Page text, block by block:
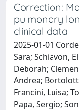
Correction:
pulmonary
clinical data
2025-01-01
Sara; Schiavon,
Deborah;
Andrea;
Francini, Luisa;
Papa, Sergio;